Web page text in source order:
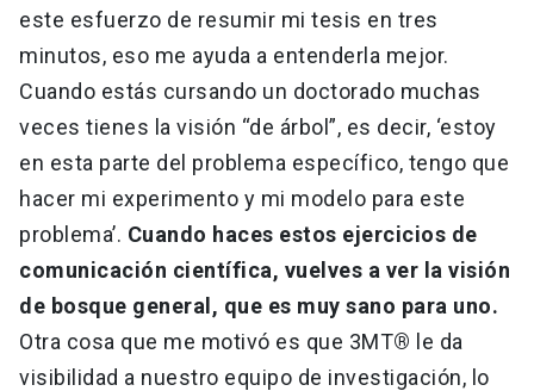
este esfuerzo de resumir mi tesis en tres
minutos, eso me ayuda a entenderla mejor.
Cuando estás cursando un doctorado muchas
veces tienes la visión “de árbol”, es decir, ‘estoy
en esta parte del problema específico, tengo que
hacer mi experimento y mi modelo para este
problema’. Cuando haces estos ejercicios de
comunicación científica, vuelves a ver la visión
de bosque general, que es muy sano para uno.
Otra cosa que me motivó es que 3MT® le da
visibilidad a nuestro equipo de investigación, lo